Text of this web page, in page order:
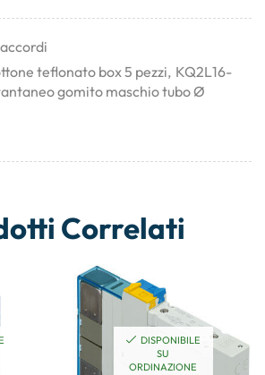
teflonato box 5 pezzi, KQ2L16-
gomito maschio tubo Ø
Correlati
DISPONIBILE
SU
ORDINAZIONE